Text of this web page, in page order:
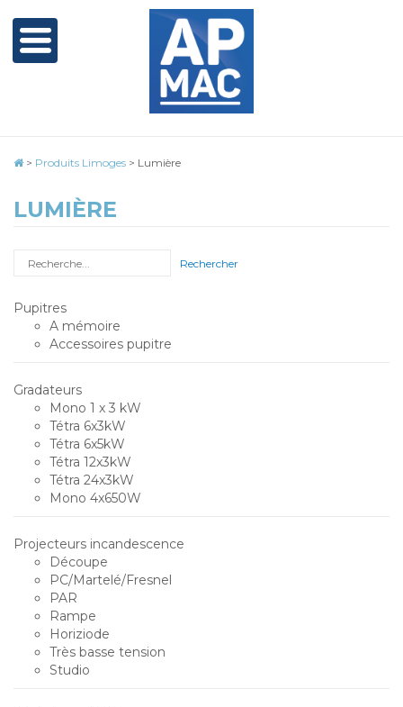
> Produits Limoges > Lumière
LUMIÈRE
Rechercher
Pupitres
A mémoire
Accessoires pupitre
Gradateurs
Mono 1 x 3 kW
Tétra 6x3kW
Tétra 6x5kW
Tétra 12x3kW
Tétra 24x3kW
Mono 4x650W
Projecteurs incandescence
Découpe
PC/Martelé/Fresnel
PAR
Rampe
Horiziode
Très basse tension
Studio